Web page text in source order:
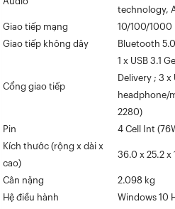
technology,
Giao tiếp mạng
10/100/1000
Giao tiếp không dây
Bluetooth
Cổng giao tiếp
1 x USB 3.1
Delivery ; 3 x
headphone/
2280)
Pin
4 Cell Int
Kích thước (rộng x dài x
cao)
36.0 x 25.2 x
Cân nặng
2.098 kg
Hệ điều hành
Windows 10